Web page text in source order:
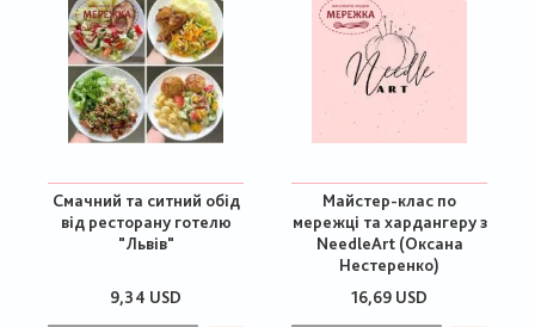
Смачний та ситний обід
від ресторану готелю
"Львів"
9,34 USD
Майстер-клас по
мережці та хардангеру з
NeedleArt (Оксана
Нестеренко)
16,69 USD